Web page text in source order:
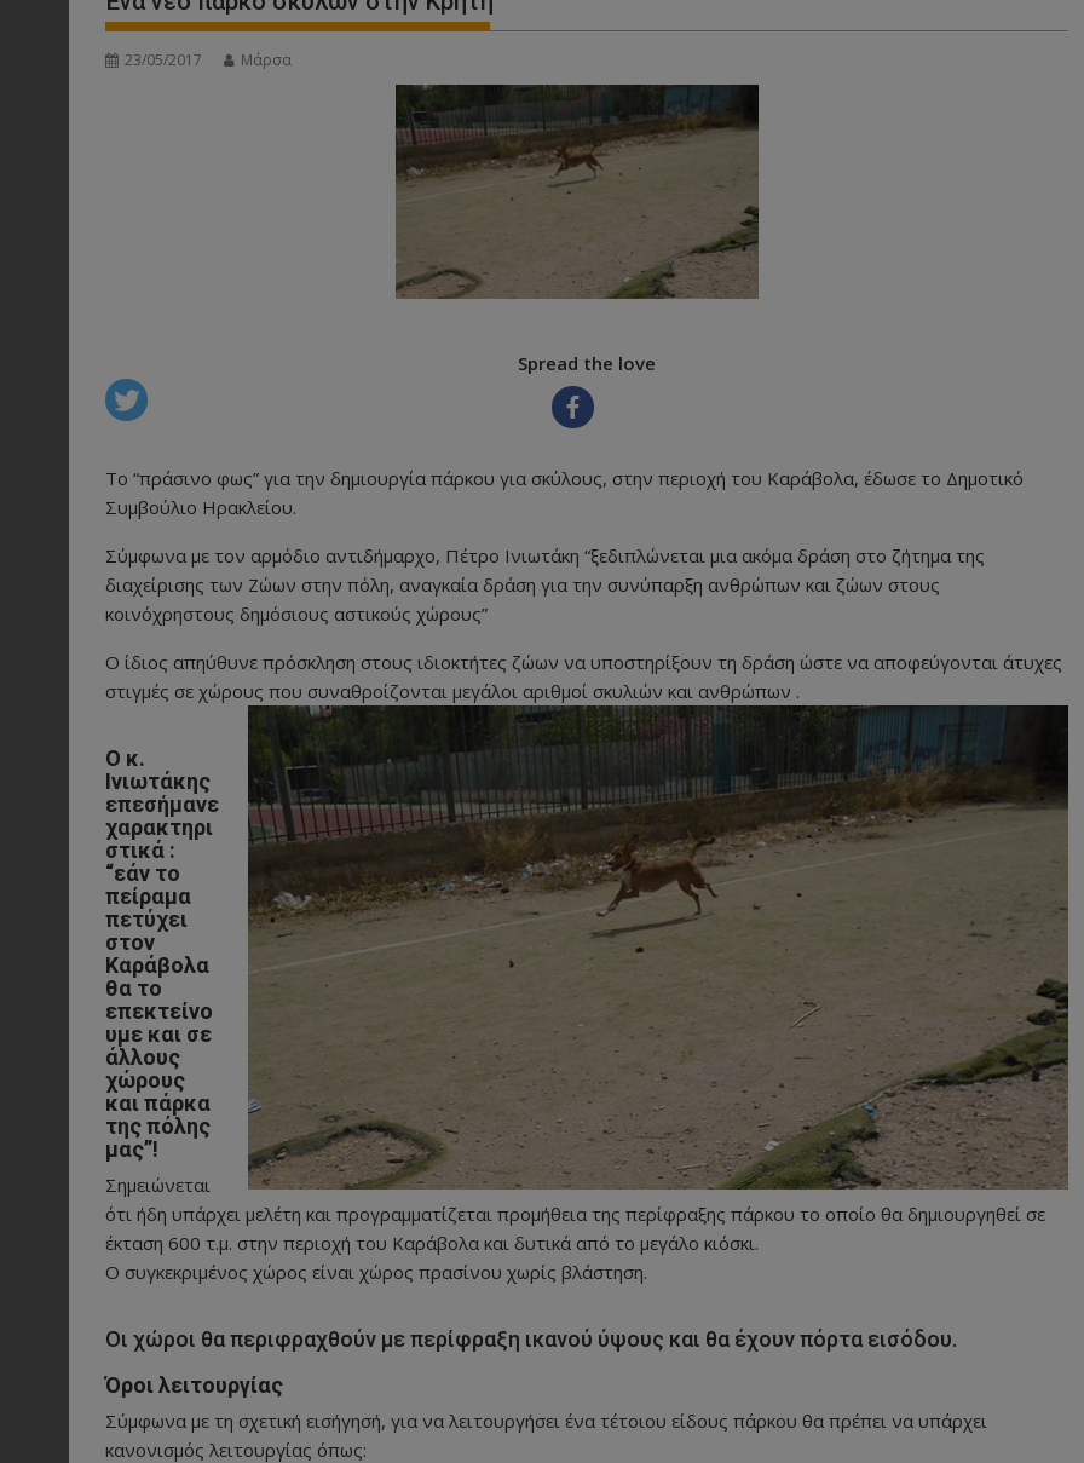
23/05/2017 Μάρσα
Spread the love
Το “πράσινο φως” για την δημιουργία πάρκου για σκύλους, στην περιοχή του Καράβολα, έδωσε το Δημοτικό
Συμβούλιο Ηρακλείου.
Σύμφωνα με τον αρμόδιο αντιδήμαρχο, Πέτρο Ινιωτάκη “ξεδιπλώνεται μια ακόμα δράση στο ζήτημα της
διαχείρισης των Ζώων στην πόλη, αναγκαία δράση για την συνύπαρξη ανθρώπων και ζώων στους
κοινόχρηστους δημόσιους αστικούς χώρους”
Ο ίδιος απηύθυνε πρόσκληση στους ιδιοκτήτες ζώων να υποστηρίξουν τη δράση ώστε να αποφεύγονται άτυχες
στιγμές σε χώρους που συναθροίζονται μεγάλοι αριθμοί σκυλιών και ανθρώπων .
Ο κ.
Ινιωτάκης
επεσήμανε
χαρακτηρι
στικά :
“εάν το
πείραμα
πετύχει
στον
Καράβολα
θα το
επεκτείνο
υμε και σε
άλλους
χώρους
και πάρκα
της πόλης
μας”!
Σημειώνεται
ότι ήδη υπάρχει μελέτη και προγραμματίζεται προμήθεια της περίφραξης πάρκου το οποίο θα δημιουργηθεί σε
έκταση 600 τ.μ. στην περιοχή του Καράβολα και δυτικά από το μεγάλο κιόσκι.
Ο συγκεκριμένος χώρος είναι χώρος πρασίνου χωρίς βλάστηση.
Οι χώροι θα περιφραχθούν με περίφραξη ικανού ύψους και θα έχουν πόρτα εισόδου.
Όροι λειτουργίας
Σύμφωνα με τη σχετική εισήγησή, για να λειτουργήσει ένα τέτοιου είδους πάρκου θα πρέπει να υπάρχει
κανονισμός λειτουργίας όπως: